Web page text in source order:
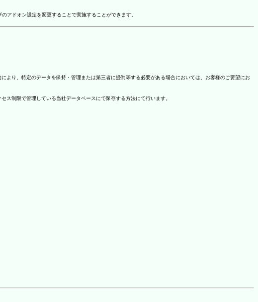
アドオン設定を変更することで実施することができます。
り、特定のデータを保持・管理または第三者に提供等する必要がある場合においては、お客様のご要望にお
制限で管理している当社データベースにて保存する方法にて行います。